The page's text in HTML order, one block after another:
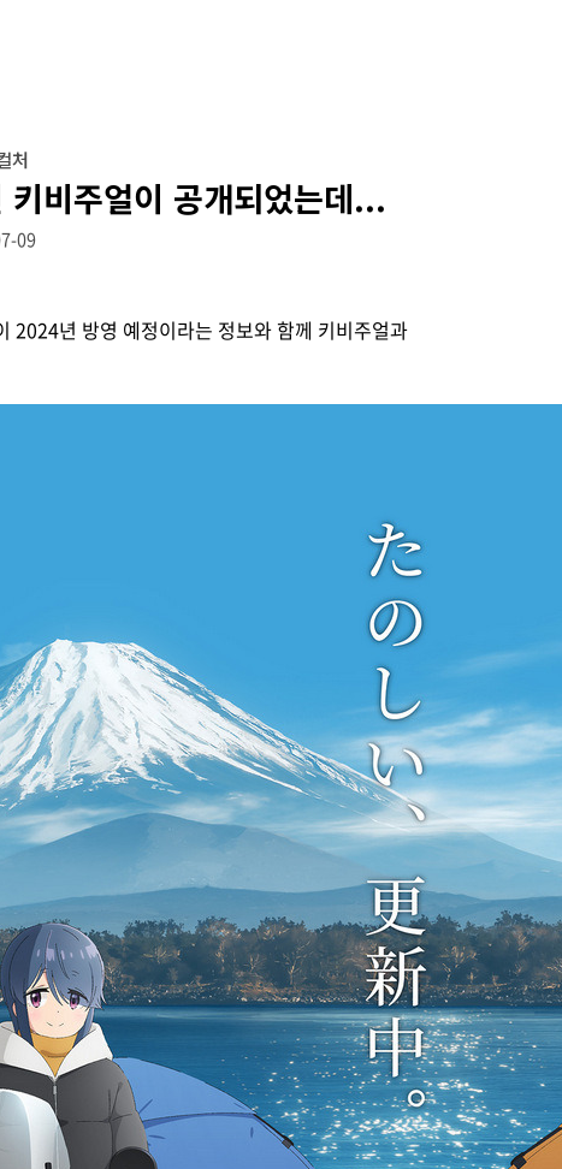
처
비주얼이 공개되었는데...
09
2024년 방영 예정이라는 정보와 함께 키비주얼과